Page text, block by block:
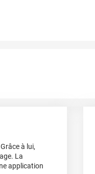
à lui,
La
application